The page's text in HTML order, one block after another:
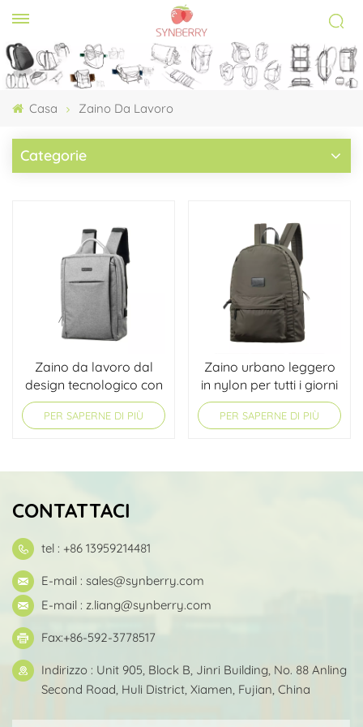
Casa Zaino Da Lavoro
Categorie
Zaino da lavoro dal
design tecnologico con
protezione avanzata
per laptop.
PER SAPERNE DI PIÙ
Zaino urbano leggero
in nylon per tutti i giorni
PER SAPERNE DI PIÙ
CONTATTACI
tel : +86 13959214481
E-mail : sales@synberry.com
E-mail : z.liang@synberry.com
Fax:+86-592-3778517
Indirizzo : Unit 905, Block B, Jinri Building, No. 88 Anling
Second Road, Huli District, Xiamen, Fujian, China